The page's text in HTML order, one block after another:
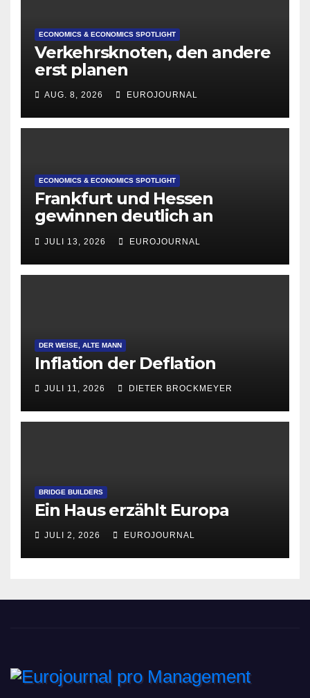
ECONOMICS & ECONOMICS SPOTLIGHT
Verkehrsknoten, den andere
erst planen
AUG. 8, 2026 EUROJOURNAL
ECONOMICS & ECONOMICS SPOTLIGHT
Frankfurt und Hessen
gewinnen deutlich an
Attraktivität für Startup-
Gründungen
JULI 13, 2026 EUROJOURNAL
DER WEISE, ALTE MANN
Inflation der Deflation
JULI 11, 2026 DIETER BROCKMEYER
BRIDGE BUILDERS
Ein Haus erzählt Europa
JULI 2, 2026 EUROJOURNAL